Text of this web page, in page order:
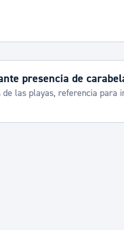
presencia de
de las playas, referencia para